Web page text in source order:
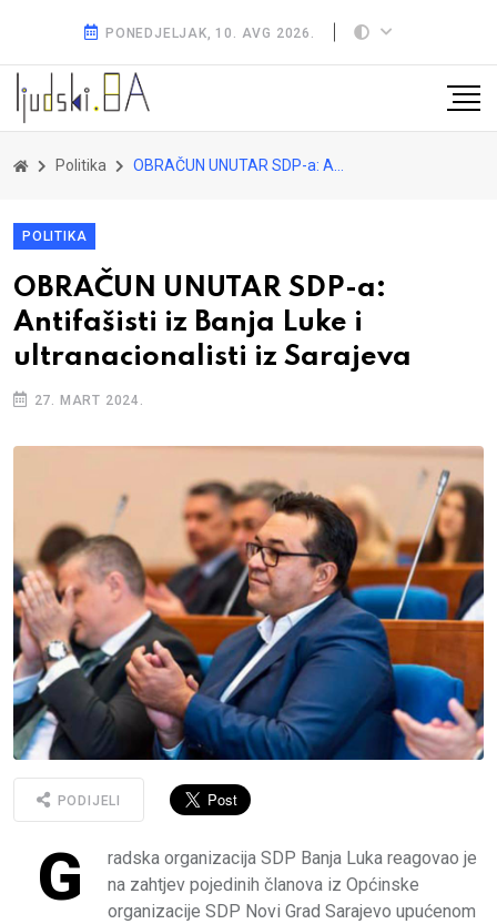
PONEDJELJAK, 10. AVG 2026.
Politika OBRAČUN UNUTAR SDP-a: Antifašisti iz Banja Luke i ultranacionalisti iz Sarajeva
POLITIKA
OBRAČUN UNUTAR SDP-a:
Antifašisti iz Banja Luke i
ultranacionalisti iz Sarajeva
27. MART 2024.
PODIJELI
G
radska organizacija SDP Banja Luka reagovao je
na zahtjev pojedinih članova iz Općinske
organizacije SDP Novi Grad Sarajevo upućenom